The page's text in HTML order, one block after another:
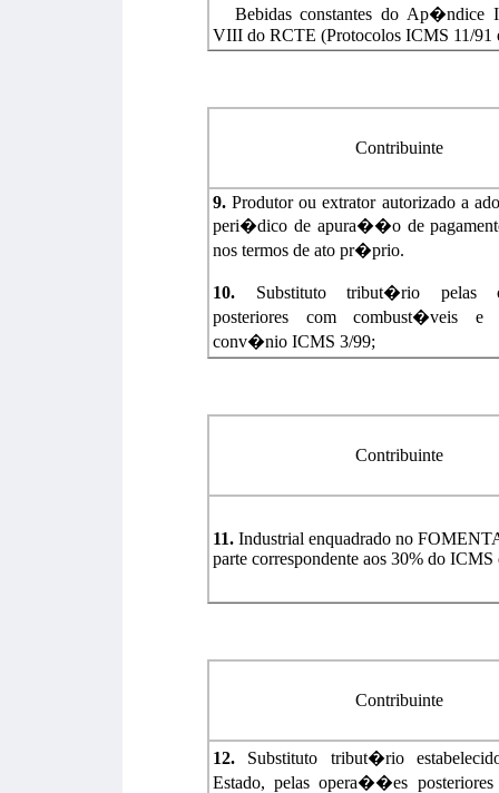
Bebidas constantes do Ap�ndice
VIII do RCTE (Protocolos ICMS 11/91
Contribuinte
9.Produtor ou extrator autorizado a
peri�dico de apura��o de
nos termos de ato pr�prio.
10. Substituto tribut�rio pelas
posteriores com combust�veis e
conv�nio ICMS 3/99;
Contribuinte
11. Industrial enquadrado no
parte correspondente aos 30% do
Contribuinte
12. Substituto tribut�rio
Estado, pelas opera��es posteriores